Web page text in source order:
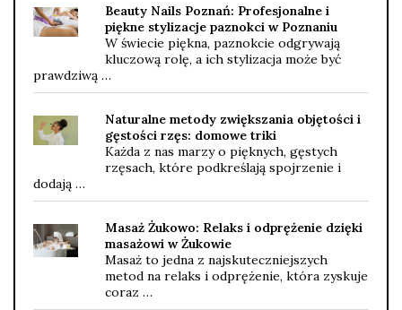
Beauty Nails Poznań: Profesjonalne i
piękne stylizacje paznokci w Poznaniu
W świecie piękna, paznokcie odgrywają
kluczową rolę, a ich stylizacja może być
prawdziwą …
Naturalne metody zwiększania objętości i
gęstości rzęs: domowe triki
Każda z nas marzy o pięknych, gęstych
rzęsach, które podkreślają spojrzenie i
dodają …
Masaż Żukowo: Relaks i odprężenie dzięki
masażowi w Żukowie
Masaż to jedna z najskuteczniejszych
metod na relaks i odprężenie, która zyskuje
coraz …